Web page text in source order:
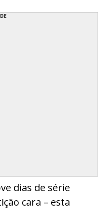
dias de série
cara – esta